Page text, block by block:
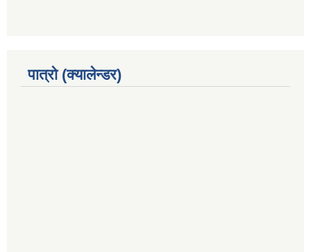
पात्रो (क्यालेन्डर)